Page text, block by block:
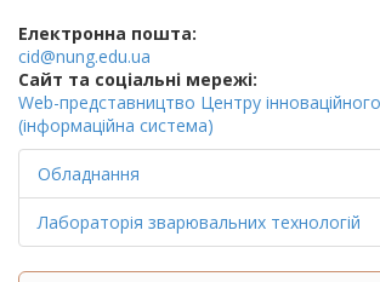
Електронна пошта:
cid@nung.edu.ua
Cайт та соціальні мережі:
Web-представництво Центру
(інформаційна система)
Обладнання
Лабораторія зварювальних технологій